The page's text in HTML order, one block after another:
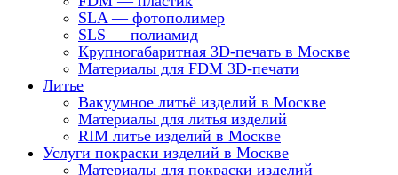
SLA — фотополимер
SLS — полиамид
Крупногабаритная 3D-печать в Москве
Материалы для FDM 3D-печати
Литье
Вакуумное литьё изделий в Москве
Материалы для литья изделий
RIM литье изделий в Москве
Услуги покраски изделий в Москве
Материалы для покраски изделий